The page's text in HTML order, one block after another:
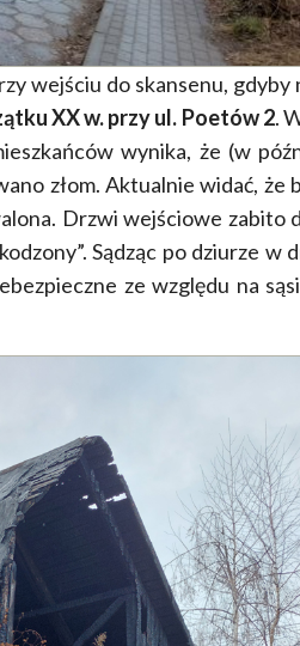
wejściu do skansenu, gdyby
XX w. przy ul. Poetów 2.
wynika, że (w
złom. Aktualnie widać, że
Drzwi wejściowe zabito
Sądząc po dziurze w
ze względu na